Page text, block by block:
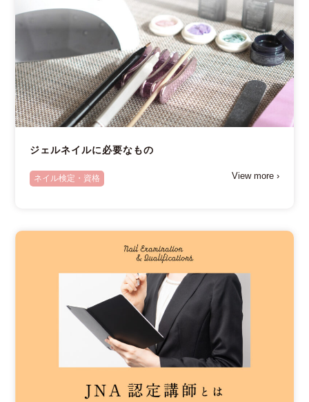
ジェルネイルに必要なもの
ネイル検定・資格 View more ›